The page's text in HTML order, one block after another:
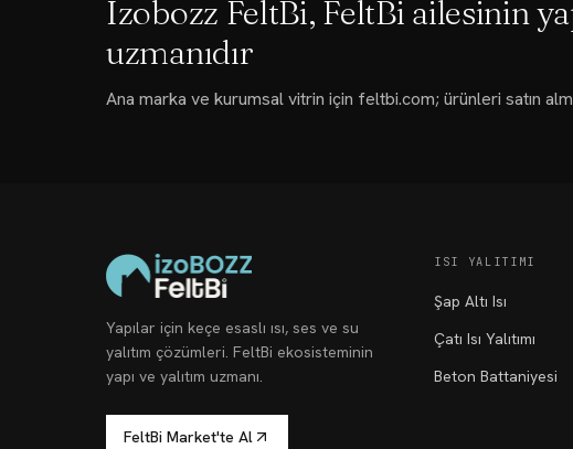
İzobozz FeltBi, FeltBi ailesinin
uzmanıdır
Ana marka ve kurumsal vitrin için feltbi.com; ürünleri satın
Yapılar için keçe esaslı ısı, ses ve su
yalıtım çözümleri. FeltBi ekosisteminin
yapı ve yalıtım uzmanı.
FeltBi Market'te Al
ISI YALITIMI
Şap Altı Isı
Çatı Isı Yalıtımı
Beton Battaniyesi